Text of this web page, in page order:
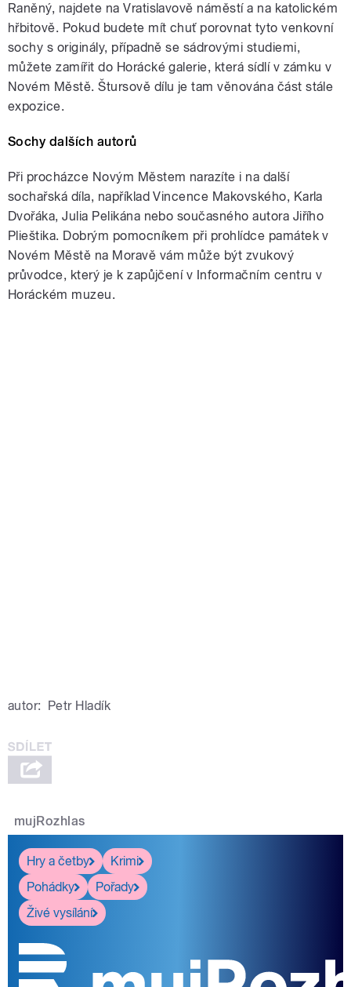
Raněný, najdete na Vratislavově náměstí a na katolickém
hřbitově. Pokud budete mít chuť porovnat tyto venkovní
sochy s originály, případně se sádrovými studiemi,
můžete zamířit do Horácké galerie, která sídlí v zámku v
Novém Městě. Štursově dílu je tam věnována část stále
expozice.
Sochy dalších autorů
Při procházce Novým Městem narazíte i na další
sochařská díla, například Vincence Makovského, Karla
Dvořáka, Julia Pelikána nebo současného autora Jiřího
Plieštika. Dobrým pomocníkem při prohlídce památek v
Novém Městě na Moravě vám může být zvukový
průvodce, který je k zapůjčení v Informačním centru v
Horáckém muzeu.
autor: Petr Hladík
mujRozhlas
Hry a četby
Krimi
Pohádky
Pořady
Živé vysílání